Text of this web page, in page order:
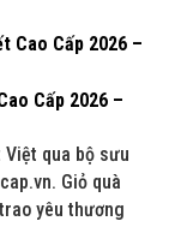
Cấp 2026 –
qua bộ sưu
Giỏ quà
yêu thương